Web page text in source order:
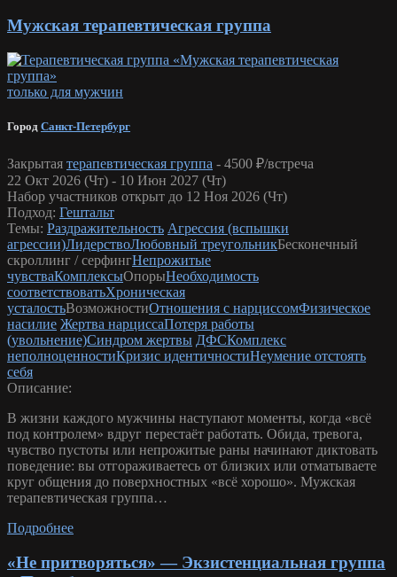
Мужская терапевтическая группа
только для мужчин
Город Санкт-Петербург
Закрытая терапевтическая группа - 4500 ₽/встреча
22 Окт 2026 (Чт) - 10 Июн 2027 (Чт)
Набор участников открыт до 12 Ноя 2026 (Чт)
Подход: Гештальт
Темы: Раздражительность Агрессия (вспышки
агрессии)ЛидерствоЛюбовный треугольникБесконечный
скроллинг / серфингНепрожитые
чувстваКомплексыОпорыНеобходимость
соответствоватьХроническая
усталостьВозможностиОтношения с нарциссомФизическое
насилие Жертва нарциссаПотеря работы
(увольнение)Синдром жертвы ДФСКомплекс
неполноценностиКризис идентичностиНеумение отстоять
себя
Описание:
В жизни каждого мужчины наступают моменты, когда «всё
под контролем» вдруг перестаёт работать. Обида, тревога,
чувство пустоты или непрожитые раны начинают диктовать
поведение: вы отгораживаетесь от близких или отматываете
круг общения до поверхностных «всё хорошо». Мужская
терапевтическая группа…
Подробнее
«Не притворяться» — Экзистенциальная группа